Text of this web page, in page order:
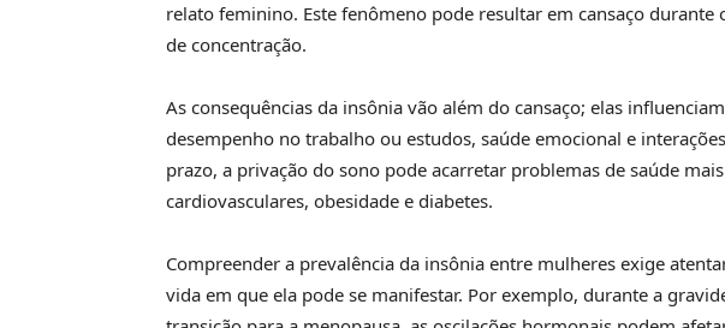
relato feminino. Este fenômeno pode resultar em cansaço
de concentração.
As consequências da insônia vão além do cansaço; elas
desempenho no trabalho ou estudos, saúde emocional e
prazo, a privação do sono pode acarretar problemas de saúde
cardiovasculares, obesidade e diabetes.
Compreender a prevalência da insônia entre mulheres exige
vida em que ela pode se manifestar. Por exemplo, durante a